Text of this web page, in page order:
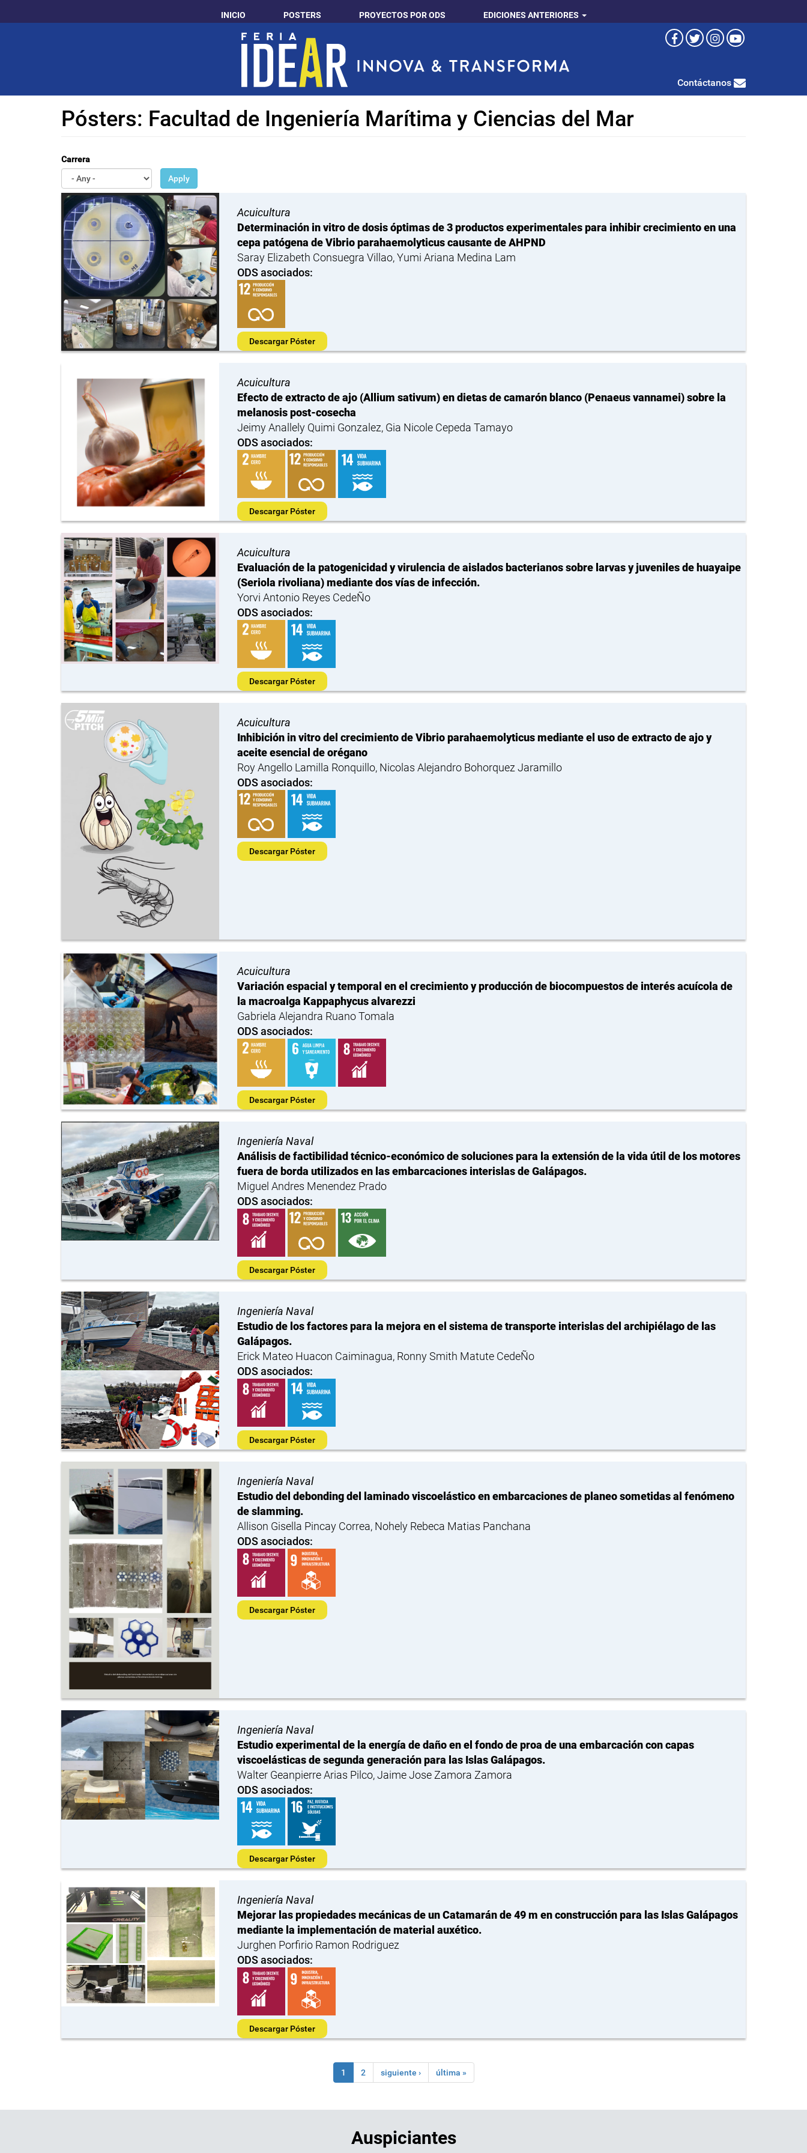
INICIO POSTERS PROYECTOS POR ODS EDICIONES ANTERIORES
Contáctanos
Pósters: Facultad de Ingeniería Marítima y Ciencias del Mar
Carrera
Apply
Acuicultura
Determinación in vitro de dosis óptimas de 3 productos experimentales para inhibir crecimiento en una
cepa patógena de Vibrio parahaemolyticus causante de AHPND
Saray Elizabeth Consuegra Villao, Yumi Ariana Medina Lam
ODS asociados:
Descargar Póster
Acuicultura
Efecto de extracto de ajo (Allium sativum) en dietas de camarón blanco (Penaeus vannamei) sobre la
melanosis post-cosecha
Jeimy Anallely Quimi Gonzalez, Gia Nicole Cepeda Tamayo
ODS asociados:
Descargar Póster
Acuicultura
Evaluación de la patogenicidad y virulencia de aislados bacterianos sobre larvas y juveniles de huayaipe
(Seriola rivoliana) mediante dos vías de infección.
Yorvi Antonio Reyes CedeÑo
ODS asociados:
Descargar Póster
Acuicultura
Inhibición in vitro del crecimiento de Vibrio parahaemolyticus mediante el uso de extracto de ajo y
aceite esencial de orégano
Roy Angello Lamilla Ronquillo, Nicolas Alejandro Bohorquez Jaramillo
ODS asociados:
Descargar Póster
Acuicultura
Variación espacial y temporal en el crecimiento y producción de biocompuestos de interés acuícola de
la macroalga Kappaphycus alvarezzi
Gabriela Alejandra Ruano Tomala
ODS asociados:
Descargar Póster
Ingeniería Naval
Análisis de factibilidad técnico-económico de soluciones para la extensión de la vida útil de los motores
fuera de borda utilizados en las embarcaciones interislas de Galápagos.
Miguel Andres Menendez Prado
ODS asociados:
Descargar Póster
Ingeniería Naval
Estudio de los factores para la mejora en el sistema de transporte interislas del archipiélago de las
Galápagos.
Erick Mateo Huacon Caiminagua, Ronny Smith Matute CedeÑo
ODS asociados:
Descargar Póster
Ingeniería Naval
Estudio del debonding del laminado viscoelástico en embarcaciones de planeo sometidas al fenómeno
de slamming.
Allison Gisella Pincay Correa, Nohely Rebeca Matias Panchana
ODS asociados:
Descargar Póster
Ingeniería Naval
Estudio experimental de la energía de daño en el fondo de proa de una embarcación con capas
viscoelásticas de segunda generación para las Islas Galápagos.
Walter Geanpierre Arias Pilco, Jaime Jose Zamora Zamora
ODS asociados:
Descargar Póster
Ingeniería Naval
Mejorar las propiedades mecánicas de un Catamarán de 49 m en construcción para las Islas Galápagos
mediante la implementación de material auxético.
Jurghen Porfirio Ramon Rodriguez
ODS asociados:
Descargar Póster
1 2 siguiente › última »
Auspiciantes